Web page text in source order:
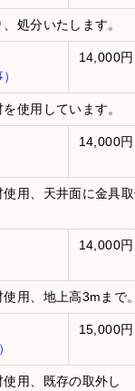
処分いたします。
14,000円
使用しています。
14,000円
用、天井面に金具
14,000円
用、地上高3mまで。
15,000円
用、既存の取外し